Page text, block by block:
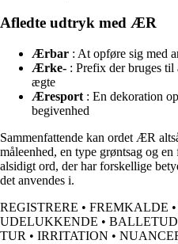
Afledte udtryk med ÆR
Ærbar : At opføre sig med
Ærke- : Prefix der bruges
ægte
Æresport : En dekoration
begivenhed
Sammenfattende kan ordet ÆR
måleenhed, en type grøntsag og
alsidigt ord, der har forskellige
det anvendes i.
REGISTRERE • FREMKALDE •
UDELUKKENDE •
TUR • IRRITATION •